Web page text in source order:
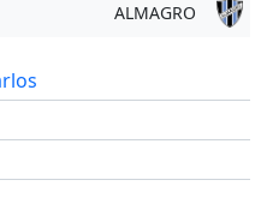
ALMAGRO